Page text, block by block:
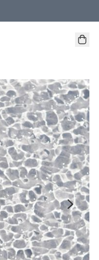
/5件8折】
】
件88折/3件85折】
/4件或以上8折】
去賬户資料填上生日日期啦 !